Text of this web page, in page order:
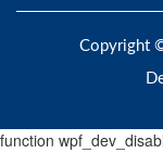
Copyright
function